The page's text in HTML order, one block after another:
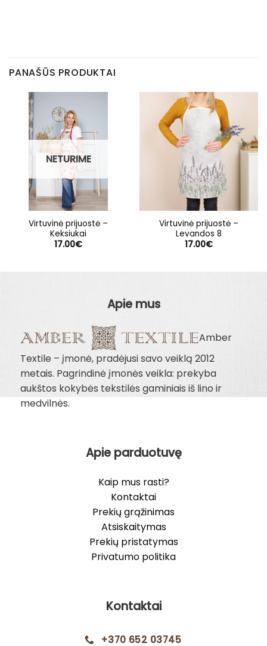
PANAŠŪS PRODUKTAI
NETURIME
Virtuvinė prijuostė –
Keksiukai
17.00€
Virtuvinė prijuostė –
Levandos 8
17.00€
Apie mus
Amber
Textile – įmonė, pradėjusi savo veiklą 2012
metais. Pagrindinė įmonės veikla: prekyba
aukštos kokybės tekstilės gaminiais iš lino ir
medvilnės.
Apie parduotuvę
Kaip mus rasti?
Kontaktai
Prekių grąžinimas
Atsiskaitymas
Prekių pristatymas
Privatumo politika
Kontaktai
+370 652 03745